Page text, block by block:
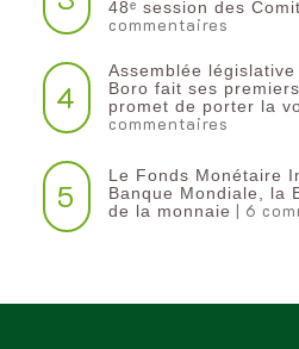
48ᵉ session des
commentaires
4
Assemblée
Boro fait ses
promet de porter la
commentaires
5
Le Fonds Monétaire
Banque Mondiale, la
de la monnaie | 6